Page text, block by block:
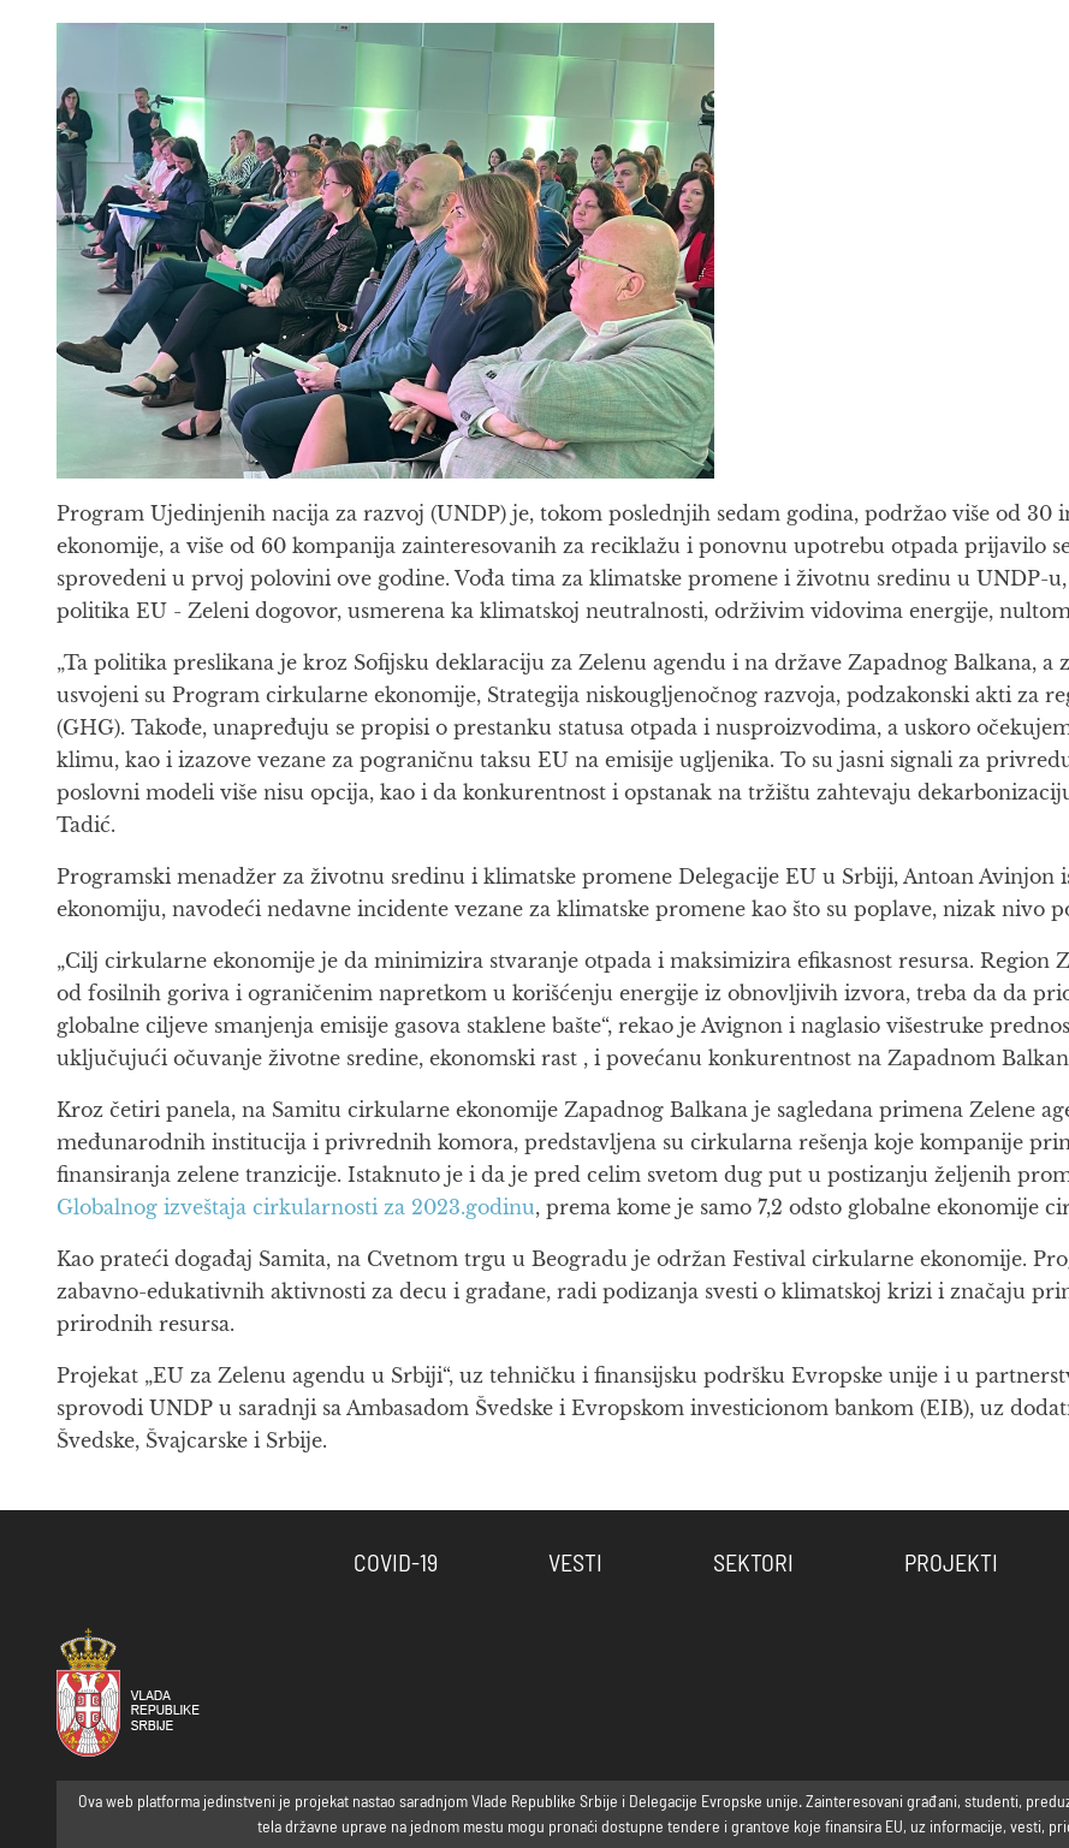
Program Ujedinjenih nacija za razvoj (UNDP) je, tokom poslednjih sedam godina, podržao više od
ekonomije, a više od 60 kompanija zainteresovanih za reciklažu i ponovnu upotrebu otpada prijavilo
sprovedeni u prvoj polovini ove godine. Vođa tima za klimatske promene i životnu sredinu u UNDP-
politika EU - Zeleni dogovor, usmerena ka klimatskoj neutralnosti, održivim vidovima energije,
„Ta politika preslikana je kroz Sofijsku deklaraciju za Zelenu agendu i na države Zapadnog Balkana,
usvojeni su Program cirkularne ekonomije, Strategija niskougljenočnog razvoja, podzakonski akti za
(GHG). Takođe, unapređuju se propisi o prestanku statusa otpada i nusproizvodima, a uskoro
klimu, kao i izazove vezane za pograničnu taksu EU na emisije ugljenika. To su jasni signali za
poslovni modeli više nisu opcija, kao i da konkurentnost i opstanak na tržištu zahtevaju
Tadić.
Programski menadžer za životnu sredinu i klimatske promene Delegacije EU u Srbiji, Antoan
ekonomiju, navodeći nedavne incidente vezane za klimatske promene kao što su poplave, nizak nivo
„Cilj cirkularne ekonomije je da minimizira stvaranje otpada i maksimizira efikasnost resursa. Region
od fosilnih goriva i ograničenim napretkom u korišćenju energije iz obnovljivih izvora, treba da da
globalne ciljeve smanjenja emisije gasova staklene bašte“, rekao je Avignon i naglasio višestruke
uključujući očuvanje životne sredine, ekonomski rast , i povećanu konkurentnost na Zapadnom
Kroz četiri panela, na Samitu cirkularne ekonomije Zapadnog Balkana je sagledana primena Zelene
međunarodnih institucija i privrednih komora, predstavljena su cirkularna rešenja koje kompanije
finansiranja zelene tranzicije. Istaknuto je i da je pred celim svetom dug put u postizanju željenih
Globalnog izveštaja cirkularnosti za 2023.godinu, prema kome je samo 7,2 odsto globalne ekonomije
Kao prateći događaj Samita, na Cvetnom trgu u Beogradu je održan Festival cirkularne ekonomije.
zabavno-edukativnih aktivnosti za decu i građane, radi podizanja svesti o klimatskoj krizi i značaju
prirodnih resursa.
Projekat „EU za Zelenu agendu u Srbiji“, uz tehničku i finansijsku podršku Evropske unije i u
sprovodi UNDP u saradnji sa Ambasadom Švedske i Evropskom investicionom bankom (EIB), uz
Švedske, Švajcarske i Srbije.
COVID-19 VESTI SEKTORI PROJEKTI
Ova web platforma jedinstveni je projekat nastao saradnjom Vlade Republike Srbije i Delegacije Evropske unije. Zainteresovani građani, studenti,
tela državne uprave na jednom mestu mogu pronaći dostupne tendere i grantove koje finansira EU, uz informacije, vesti,